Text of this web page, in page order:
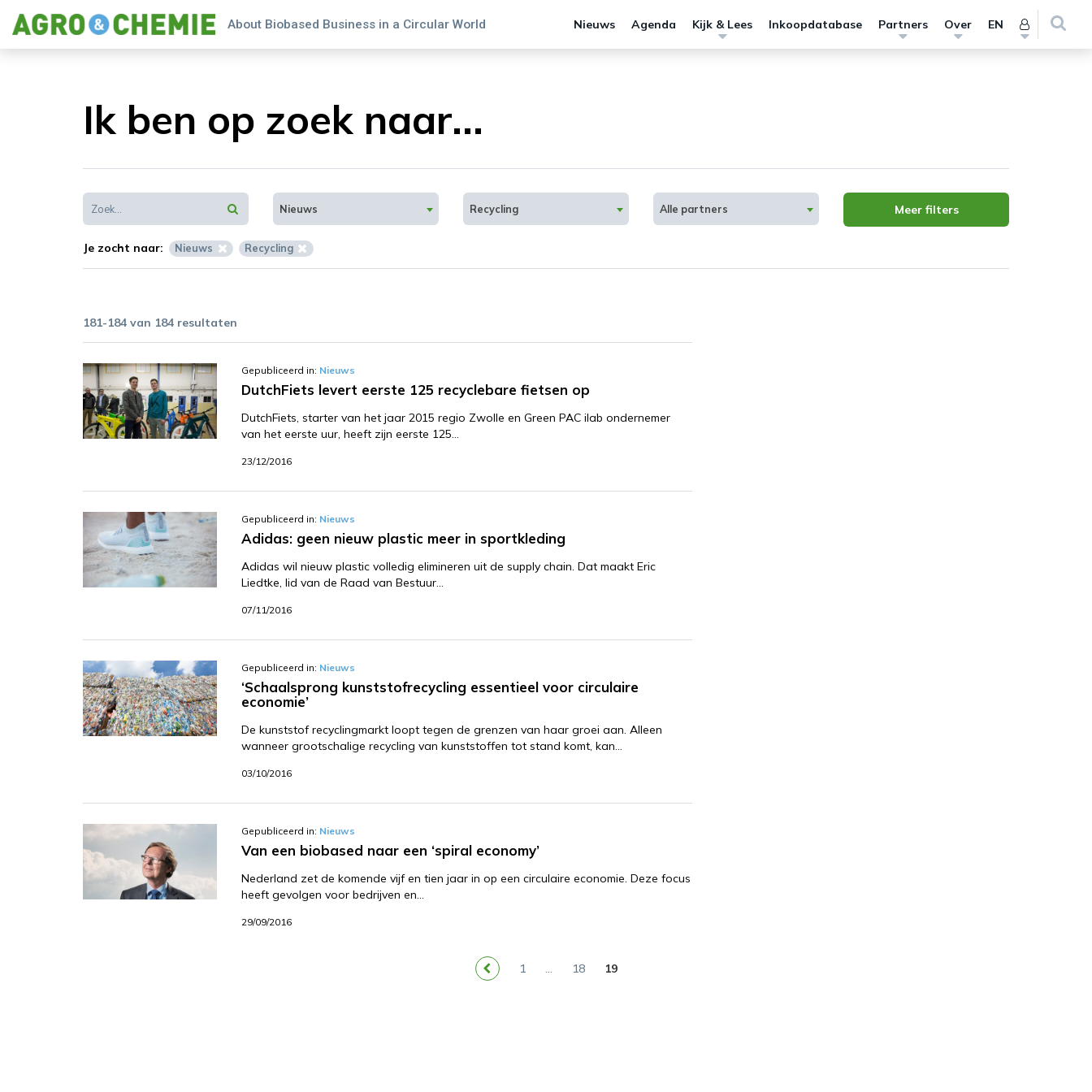
About Biobased Business in a Circular World Nieuws Agenda Kijk & Lees Inkoopdatabase Partners Over EN
Ik ben op zoek naar...
Nieuws Recycling Alle partners Meer filters
Je zocht naar: Nieuws Recycling
181-184 van 184 resultaten
Gepubliceerd in: Nieuws
DutchFiets levert eerste 125 recyclebare fietsen op
DutchFiets, starter van het jaar 2015 regio Zwolle en Green PAC ilab ondernemer
van het eerste uur, heeft zijn eerste 125…
23/12/2016
Gepubliceerd in: Nieuws
Adidas: geen nieuw plastic meer in sportkleding
Adidas wil nieuw plastic volledig elimineren uit de supply chain. Dat maakt Eric
Liedtke, lid van de Raad van Bestuur…
07/11/2016
Gepubliceerd in: Nieuws
‘Schaalsprong kunststofrecycling essentieel voor circulaire
economie’
De kunststof recyclingmarkt loopt tegen de grenzen van haar groei aan. Alleen
wanneer grootschalige recycling van kunststoffen tot stand komt, kan…
03/10/2016
Gepubliceerd in: Nieuws
Van een biobased naar een ‘spiral economy’
Nederland zet de komende vijf en tien jaar in op een circulaire economie. Deze focus
heeft gevolgen voor bedrijven en…
29/09/2016
1 18 19